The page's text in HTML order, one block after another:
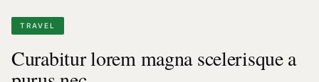
TRAVEL
Curabitur lorem magna scelerisque a